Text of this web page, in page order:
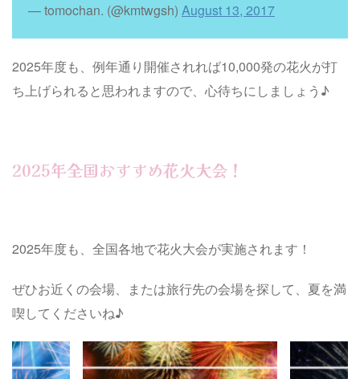
— tomochan. (@kmtwgsh) August 13, 2017
2025年度も、例年通り開催されれば10,000発の花火が打
ち上げられると思われますので、心待ちにしましょう♪
2025年全国おすすめ花火大会！
2025年度も、全国各地で花火大会が実施されます！
ぜひお近くの会場、または旅行先の会場を探して、夏を満
喫してくださいね♪